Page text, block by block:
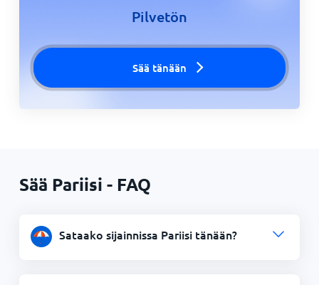
Pilvetön
Sää tänään
Sää Pariisi - FAQ
Sataako sijainnissa Pariisi tänään?